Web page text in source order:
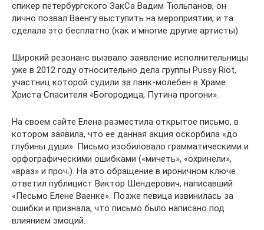
спикер петербургского ЗакСа Вадим Тюльпанов, он
лично позвал Ваенгу выступить на мероприятии, и та
сделала это бесплатно (как и многие другие артисты).
Широкий резонанс вызвало заявление исполнительницы
уже в 2012 году относительно дела группы Pussy Riot,
участниц которой судили за панк-молебен в Храме
Христа Спасителя «Богородица, Путина прогони».
На своем сайте Елена разместила открытое письмо, в
котором заявила, что ее данная акция оскорбила «до
глубины души». Письмо изобиловало грамматическими и
орфографическими ошибками («мичеть», «охринели»,
«враз» и проч.). На это обращение в ироничном ключе
ответил публицист Виктор Шендерович, написавший
«Песьмо Елене Ваенке». Позже певица извинилась за
ошибки и признала, что письмо было написано под
влиянием эмоций.